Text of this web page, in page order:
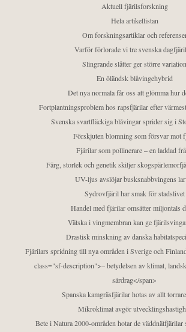
Aktuell fjärilsforskning
Hela artikellistan
Om forskningsartiklar och
Varför förlorade vi tre svenska
Slingrande slåtter ger större variation
En öländsk blåvingehybrid
Det nya normala får oss att glömma hur
Fortplantningsproblem hos rapsfjärilar efter
Svenska svartfläckiga blåvingar sprider sig i
Förskjuten blomning som försvar mot
Fjärilar som pollinerare – en laddad
Färg, storlek och genetik skiljer
UV-ljus avslöjar busksnabbvingens
Sydrovfjäril har smak för stadslivet
Handel med fjärilar omsätter miljontals
Vätska i vingmembran kan ge
Drastisk minskning av danska
Fjärilars spridning till nya områden i Sverige och
class="sf-description">– betydelsen av klimat,
särdrag</span>
Spanska kamgräsfjärilar hotas av allt
Mikroklimat avgör
Bete i Natura 2000-områden hotar de väddnätfjärilar